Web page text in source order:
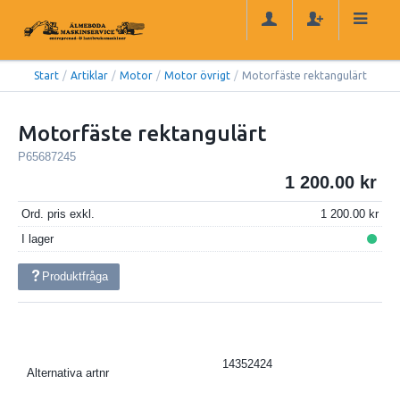
Start / Artiklar / Motor / Motor övrigt / Motorfäste rektangulärt
Motorfäste rektangulärt
P65687245
1 200.00
Ord. pris exkl.
1 200.00
I lager
Produktfråga
Alternativa artnr
14352424